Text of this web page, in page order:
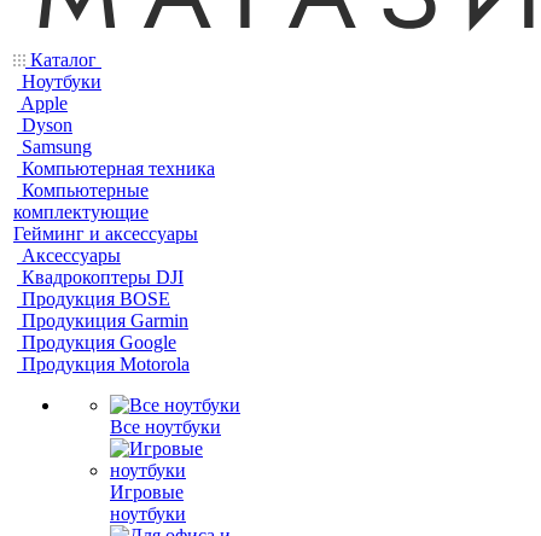
Каталог
Ноутбуки
Apple
Dyson
Samsung
Компьютерная техника
Компьютерные
комплектующие
Гейминг и аксессуары
Аксессуары
Квадрокоптеры DJI
Продукция BOSE
Продукиция Garmin
Продукция Google
Продукция Motorola
Все ноутбуки
Игровые
ноутбуки